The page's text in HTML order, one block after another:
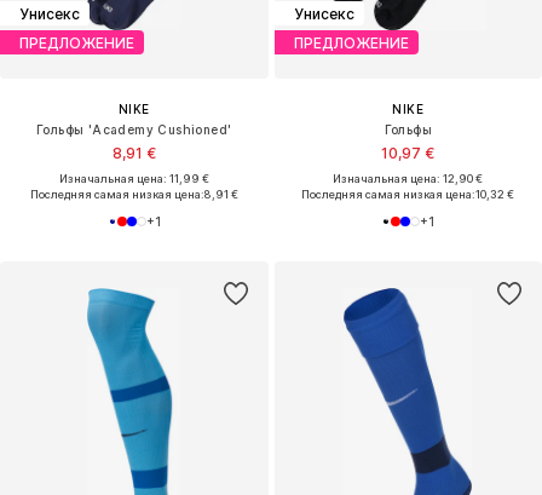
Унисекс
ПРЕДЛОЖЕНИЕ
NIKE
Гольфы 'Academy Cushioned'
8,91 €
Изначальная цена: 11,99 €
Последняя самая низкая цена:8,91 €
+1
Унисекс
ПРЕДЛОЖЕНИЕ
NIKE
Гольфы
10,97 €
Изначальная цена: 12,90 €
Последняя самая низкая цена:10,32 €
+1